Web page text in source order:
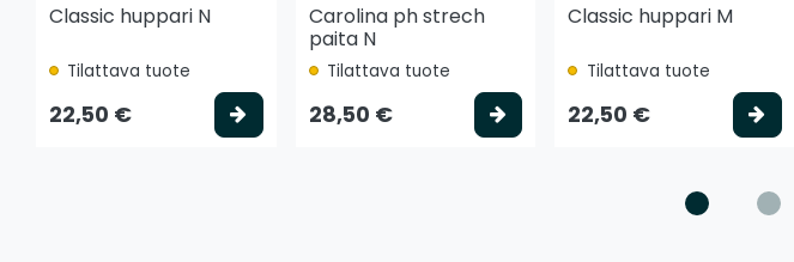
Classic huppari N
Tilattava tuote
22,50 € Valitse vaihtoehto
Carolina ph strech
paita N
Tilattava tuote
28,50 € Valitse vaihtoehto
Classic huppari M
Tilattava tuote
22,50 €